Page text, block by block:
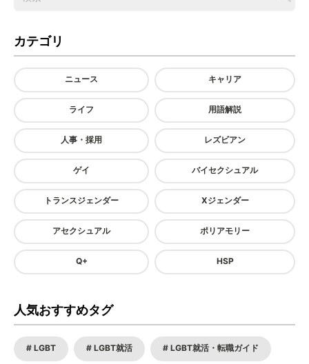
カテゴリ
ニュース キャリア
ライフ 用語解説
人事・採用 レズビアン
ゲイ バイセクシュアル
トランスジェンダー Xジェンダー
アセクシュアル ポリアモリー
Q+ HSP
人気おすすめタグ
LGBT LGBT就活 LGBT就活・転職ガイド